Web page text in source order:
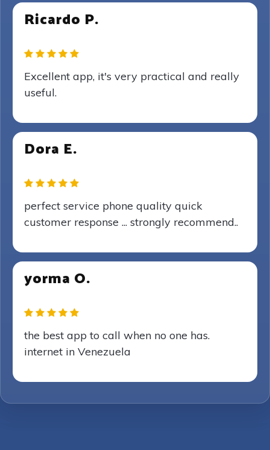
Ricardo P.
Excellent app, it's very practical and really
useful.
Dora E.
perfect service phone quality quick
customer response ... strongly recommend..
yorma O.
the best app to call when no one has.
internet in Venezuela